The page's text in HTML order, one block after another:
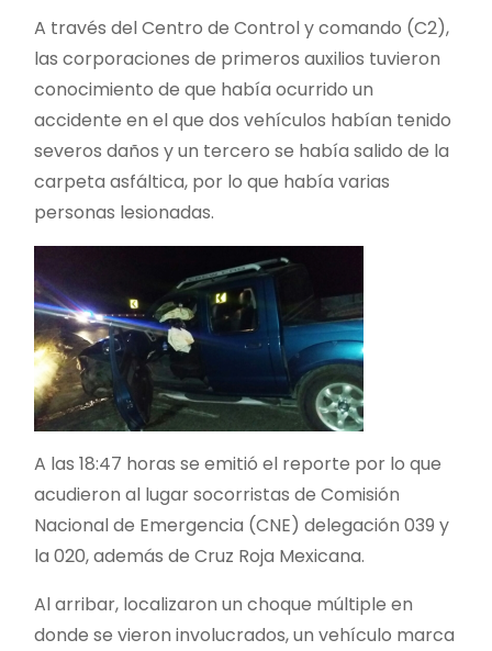
A través del Centro de Control y comando (C2),
las corporaciones de primeros auxilios tuvieron
conocimiento de que había ocurrido un
accidente en el que dos vehículos habían tenido
severos daños y un tercero se había salido de la
carpeta asfáltica, por lo que había varias
personas lesionadas.
A las 18:47 horas se emitió el reporte por lo que
acudieron al lugar socorristas de Comisión
Nacional de Emergencia (CNE) delegación 039 y
la 020, además de Cruz Roja Mexicana.
Al arribar, localizaron un choque múltiple en
donde se vieron involucrados, un vehículo marca